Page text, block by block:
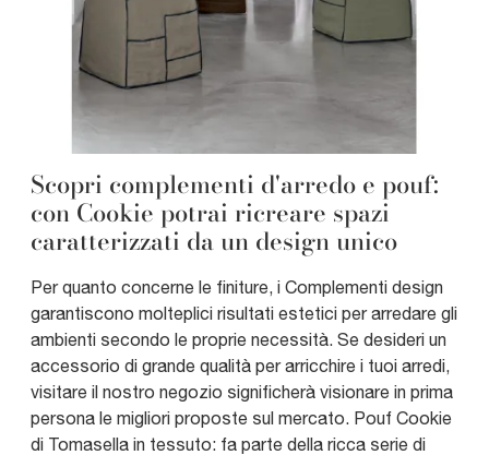
Scopri complementi d'arredo e pouf:
con Cookie potrai ricreare spazi
caratterizzati da un design unico
Per quanto concerne le finiture, i Complementi design
garantiscono molteplici risultati estetici per arredare gli
ambienti secondo le proprie necessità. Se desideri un
accessorio di grande qualità per arricchire i tuoi arredi,
visitare il nostro negozio significherà visionare in prima
persona le migliori proposte sul mercato. Pouf Cookie
di Tomasella in tessuto: fa parte della ricca serie di